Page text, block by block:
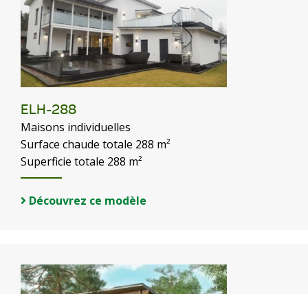
ELH-288
Maisons individuelles
Surface chaude totale 288 m²
Superficie totale 288 m²
Découvrez ce modèle